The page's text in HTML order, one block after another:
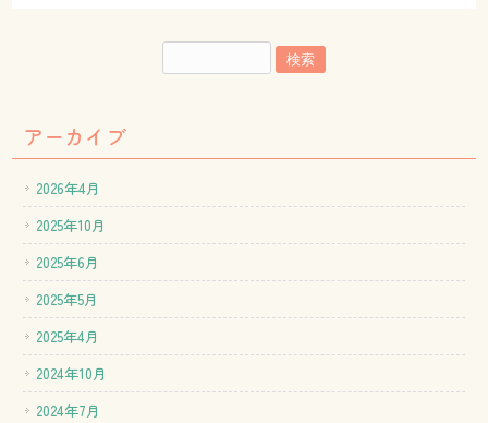
アーカイブ
2026年4月
2025年10月
2025年6月
2025年5月
2025年4月
2024年10月
2024年7月